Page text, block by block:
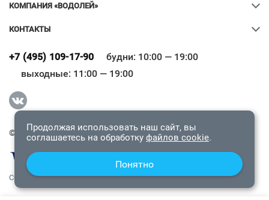
КОМПАНИЯ «ВОДОЛЕЙ»
КОНТАКТЫ
+7 (495) 109-17-90
будни: 10:00 — 19:00
выходные: 11:00 — 19:00
© 2009-2026 «Водолей Онлайн». Все права защищены.
СОГЛАШЕНИЕ О КОНФИДЕНЦИАЛЬНОСТИ
Всё верно
Продолжая использовать наш сайт, вы
соглашаетесь на обработку файлов cookie.
Понятно